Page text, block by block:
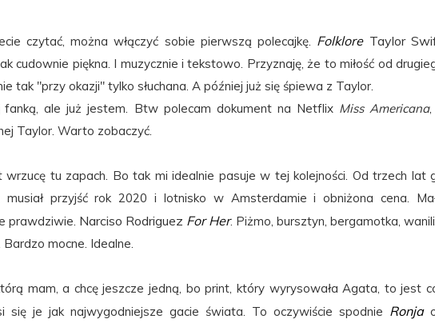
czytać, można włączyć sobie pierwszą polecajkę. FolkloreTaylor
cudownie piękna. I muzycznie i tekstowo. Przyznaję, że to miłość od
tak "przy okazji" tylko słuchana. A później już się śpiewa z Taylor.
fanką, ale już jestem. Btw polecam dokumentna Netflix Miss Americana
Taylor. Warto zobaczyć.
tu zapach. Bo tak mi idealnie pasuje w tej kolejności. Od trzech lat
musiał przyjść rok 2020 i lotnisko w Amsterdamie i obniżona cena.
prawdziwie. Narciso Rodriguez For Her. Piżmo, bursztyn, bergamotka,
mocne. Idealne.
mam, a chcę jeszcze jedną, bo print, który wyrysowała Agata, to jest
się je jak najwygodniejsze gacie świata. To oczywiście spodnie Ronja